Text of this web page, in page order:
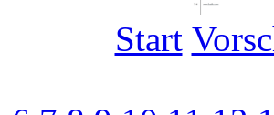
Start